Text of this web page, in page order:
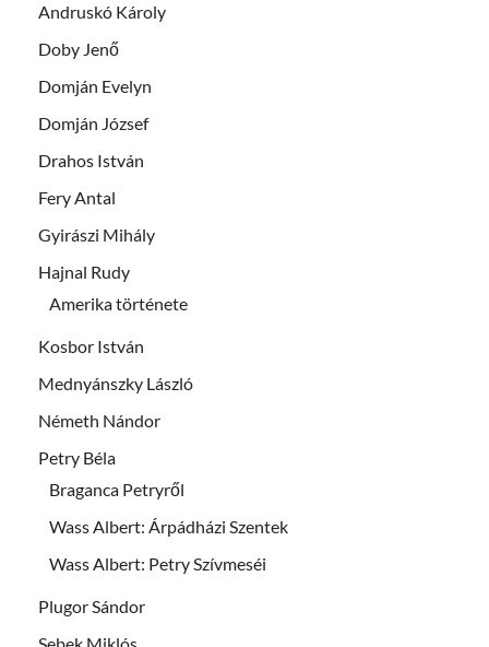
Andruskó Károly
Doby Jenő
Domján Evelyn
Domján József
Drahos István
Fery Antal
Gyirászi Mihály
Hajnal Rudy
Amerika története
Kosbor István
Mednyánszky László
Németh Nándor
Petry Béla
Braganca Petryről
Wass Albert: Árpádházi Szentek
Wass Albert: Petry Szívmeséi
Plugor Sándor